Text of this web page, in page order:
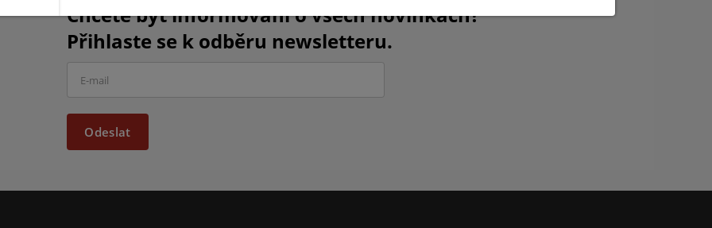
Chcete být informováni o všech novinkách?
Přihlaste se k odběru newsletteru.
Odeslat